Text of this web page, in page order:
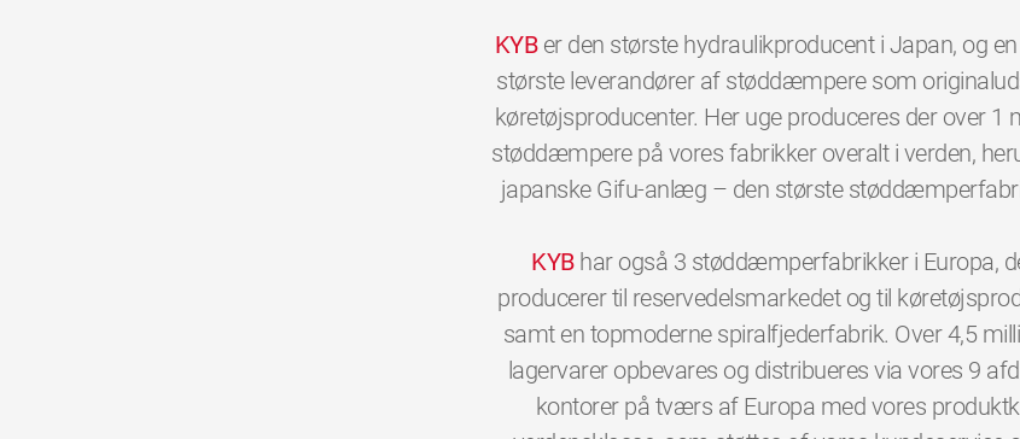
KYBer den største hydraulikproducent i Japan, og
største leverandører af støddæmpere som
køretøjsproducenter. Her uge produceres der over 1
støddæmpere på vores fabrikker overalt i verden,
japanske Gifu-anlæg – den største
KYBhar også 3 støddæmperfabrikker i Europa,
producerer til reservedelsmarkedet og til
samt en topmoderne spiralfjederfabrik. Over 4,5
lagervarer opbevares og distribueres via vores 9
kontorer på tværs af Europa med vores